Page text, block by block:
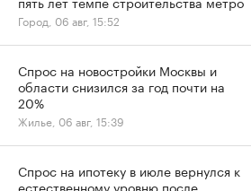
Город, 06 авг, 15:52
Спрос на новостройки Москвы и
области снизился за год почти на
20%
Жилье, 06 авг, 15:39
Спрос на ипотеку в июле вернулся к
естественному уровню после